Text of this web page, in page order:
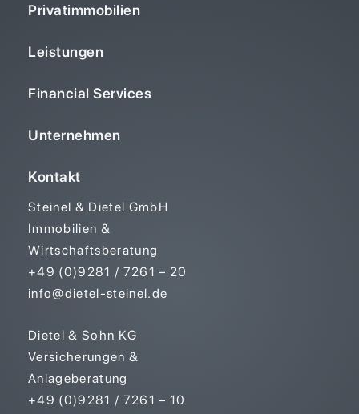
Privatimmobilien
Leistungen
Financial Services
Unternehmen
Kontakt
Steinel & Dietel GmbH
Immobilien &
Wirtschaftsberatung
+49 (0)9281 / 7261 – 20
info@dietel-steinel.de
Dietel & Sohn KG
Versicherungen &
Anlageberatung
+49 (0)9281 / 7261 – 10